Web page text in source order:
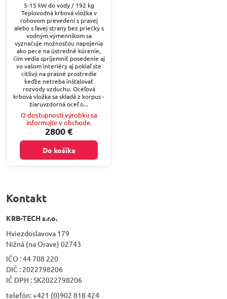
5-15 kW do vody / 192 kg
Teplovodná krbová vložka v
rohovom prevedení s pravej
alebo s ľavej strany bez priečky s
vodným výmenníkom sa
vyznačuje možnosťou napojenia
ako pece na ústredné kúrenie,
čím vedia spríjemniť posedenie aj
vo vašom interiéry aj pokiaľ ste
citlivý na prašné prostredie
keďže netreba inštalovať
rozvody vzduchu. Oceľová
krbová vložka sa skladá z korpus -
žiaruvzdorná oceľ o...
O dostupnosti výrobku sa
informujte v obchode.
2800 €
Do košíka
Kontakt
KRB-TECH s.r.o.
Hviezdoslavova 179
Nižná (na Orave) 02743
IČO : 44 708 220
DIČ : 2022798206
IČ DPH : SK2022798206
telefón: +421 (0)902 818 424